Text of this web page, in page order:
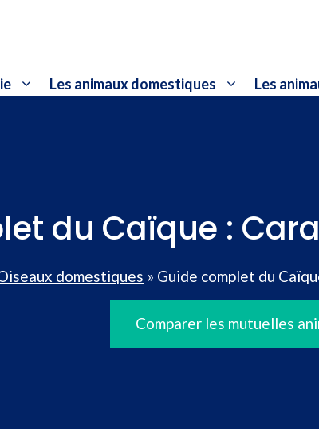
Les animaux domestiques Les
du Caïque :
domestiques » Guide complet du
Comparer les mutuelles